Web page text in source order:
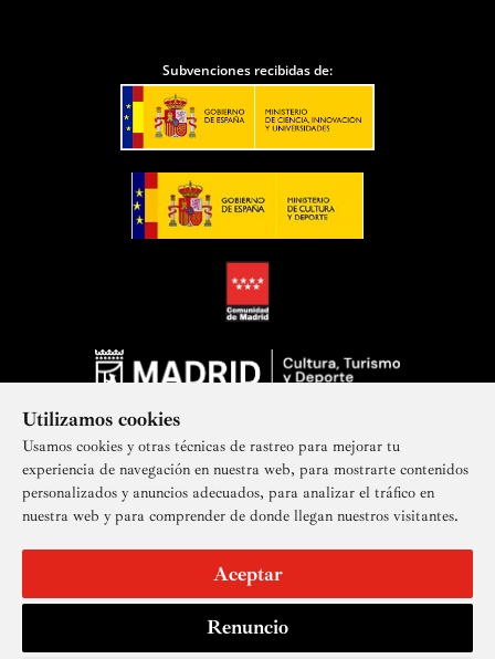
Utilizamos cookies
Usamos cookies y otras técnicas de rastreo para mejorar tu
experiencia de navegación en nuestra web, para mostrarte contenidos
personalizados y anuncios adecuados, para analizar el tráfico en
nuestra web y para comprender de donde llegan nuestros visitantes.
Aceptar
Renuncio
Subvenciones recibidas de:
Suscríbete a nuestra newsletter
AccesibilidadDerechos de imagen